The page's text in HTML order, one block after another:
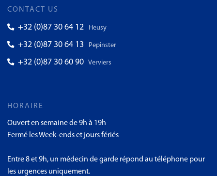
CONTACT US
+32 (0)87 30 64 12 Heusy
+32 (0)87 30 64 13 Pepinster
+32 (0)87 30 60 90 Verviers
HORAIRE
Ouvert en semaine de 9h à 19h
Fermé les Week-ends et jours fériés
Entre 8 et 9h, un médecin de garde répond au téléphone pour
les urgences uniquement.